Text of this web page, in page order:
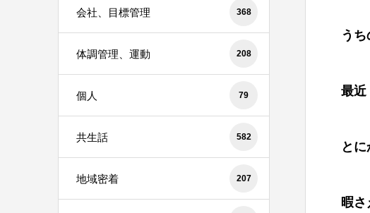
う
最近
と
暇
会社、目標管理 368
体調管理、運動 208
個人 79
共生話 582
地域密着 207